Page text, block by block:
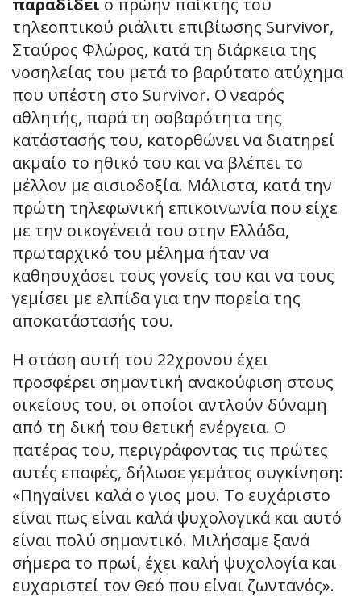
τηλεοπτικού ριάλιτι επιβίωσης Survivor,
Σταύρος Φλώρος, κατά τη διάρκεια της
νοσηλείας του μετά το βαρύτατο ατύχημα
που υπέστη στο Survivor. Ο νεαρός
αθλητής, παρά τη σοβαρότητα της
κατάστασής του, κατορθώνει να διατηρεί
ακμαίο το ηθικό του και να βλέπει το
μέλλον με αισιοδοξία. Μάλιστα, κατά την
πρώτη τηλεφωνική επικοινωνία που είχε
με την οικογένειά του στην Ελλάδα,
πρωταρχικό του μέλημα ήταν να
καθησυχάσει τους γονείς του και να τους
γεμίσει με ελπίδα για την πορεία της
αποκατάστασής του.
Η στάση αυτή του 22χρονου έχει
προσφέρει σημαντική ανακούφιση στους
οικείους του, οι οποίοι αντλούν δύναμη
από τη δική του θετική ενέργεια. Ο
πατέρας του, περιγράφοντας τις πρώτες
αυτές επαφές, δήλωσε γεμάτος συγκίνηση:
«Πηγαίνει καλά ο γιος μου. Το ευχάριστο
είναι πως είναι καλά ψυχολογικά και αυτό
είναι πολύ σημαντικό. Μιλήσαμε ξανά
σήμερα το πρωί, έχει καλή ψυχολογία και
ευχαριστεί τον Θεό που είναι ζωντανός».